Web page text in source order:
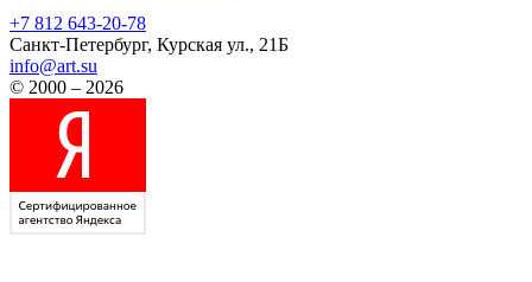
+7 812 643-20-78
Санкт-Петербург, Курская ул., 21Б
info@art.su
© 2000 – 2026